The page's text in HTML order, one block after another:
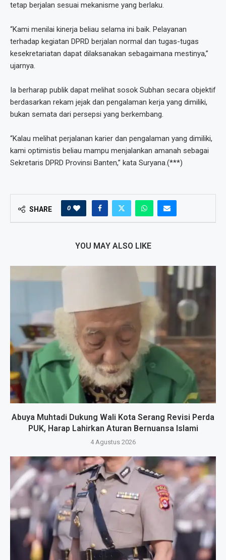
tetap berjalan sesuai mekanisme yang berlaku.
“Kami menilai kinerja beliau selama ini baik. Pelayanan
terhadap kegiatan DPRD berjalan normal dan tugas-tugas
kesekretariatan dapat dilaksanakan sebagaimana mestinya,”
ujarnya.
Ia berharap publik dapat melihat sosok Subhan secara objektif
berdasarkan rekam jejak dan pengalaman kerja yang dimiliki,
bukan semata dari persepsi yang berkembang.
“Kalau melihat perjalanan karier dan pengalaman yang dimiliki,
kami optimistis beliau mampu menjalankan amanah sebagai
Sekretaris DPRD Provinsi Banten,” kata Suryana.(***)
SHARE 0
YOU MAY ALSO LIKE
Abuya Muhtadi Dukung Wali Kota Serang Revisi Perda
PUK, Harap Lahirkan Aturan Bernuansa Islami
4 Agustus 2026